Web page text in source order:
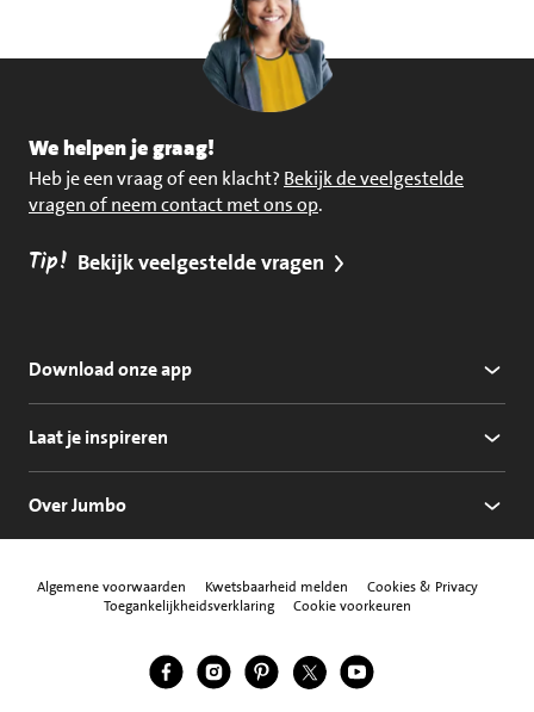
We helpen je graag!
Heb je een vraag of een klacht? Bekijk de veelgestelde
vragen of neem contact met ons op.
Tip! Bekijk veelgestelde vragen
Download onze app
Laat je inspireren
Over Jumbo
Algemene voorwaarden Kwetsbaarheid melden
Cookies & Privacy
Toegankelijkheidsverklaring
Cookie voorkeuren
Volg ons
Jumbo Facebook
Jumbo Instagram
Jumbo Pinterest
Jumbo Twitter
Jumbo YouTube